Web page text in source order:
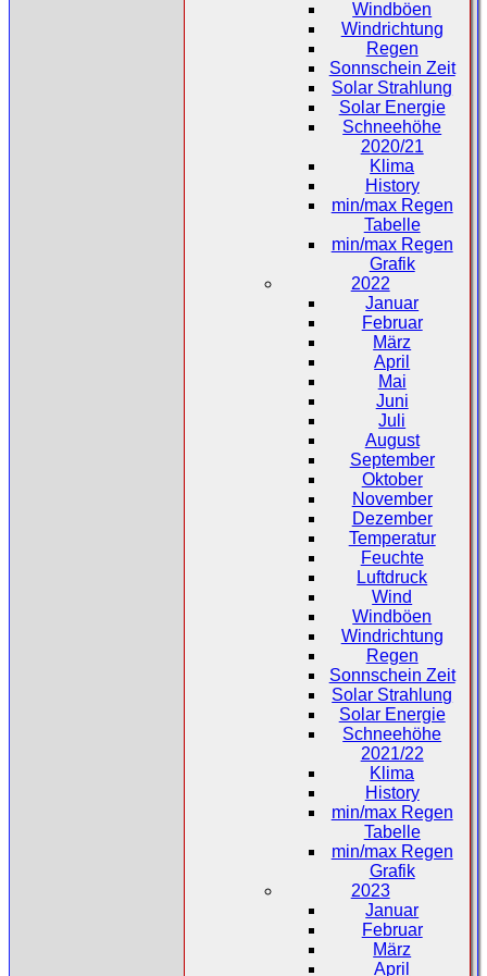
Windböen
Windrichtung
Regen
Sonnschein Zeit
Solar Strahlung
Solar Energie
Schneehöhe
2020/21
Klima
History
min/max Regen
Tabelle
min/max Regen
Grafik
2022
Januar
Februar
März
April
Mai
Juni
Juli
August
September
Oktober
November
Dezember
Temperatur
Feuchte
Luftdruck
Wind
Windböen
Windrichtung
Regen
Sonnschein Zeit
Solar Strahlung
Solar Energie
Schneehöhe
2021/22
Klima
History
min/max Regen
Tabelle
min/max Regen
Grafik
2023
Januar
Februar
März
April